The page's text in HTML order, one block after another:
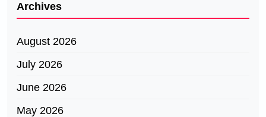
Archives
August 2026
July 2026
June 2026
May 2026